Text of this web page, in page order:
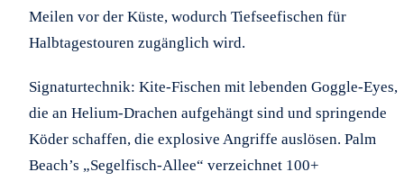
Meilen vor der Küste, wodurch Tiefseefischen für
Halbtagestouren zugänglich wird.
Signaturtechnik: Kite-Fischen mit lebenden Goggle-Eyes,
die an Helium-Drachen aufgehängt sind und springende
Köder schaffen, die explosive Angriffe auslösen. Palm
Beach’s „Segelfisch-Allee“ verzeichnet 100+